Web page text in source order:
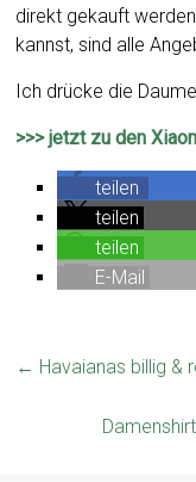
direkt gekauft
kannst, sind alle
Ich drücke die
>>> jetzt zu den
teilen
teilen
teilen
E-Mail
← Havaianas billig &